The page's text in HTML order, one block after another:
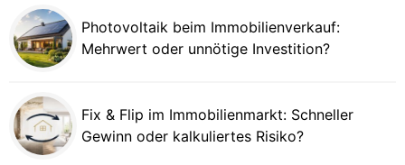
Photovoltaik beim Immobilienverkauf:
Mehrwert oder unnötige Investition?
Fix & Flip im Immobilienmarkt: Schneller
Gewinn oder kalkuliertes Risiko?